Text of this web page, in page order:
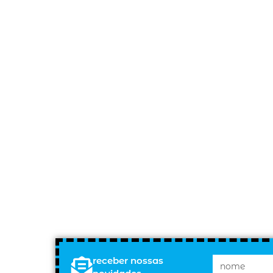
receber nossas